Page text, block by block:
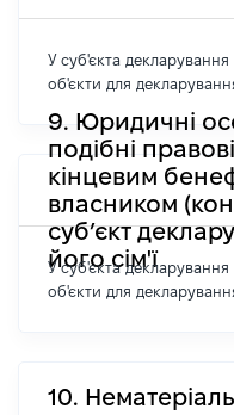
У суб'єкта декларування
об'єкти для
9. Юридичні
подібні
кінцевим
власником
суб’єкт
його сім'ї
У суб'єкта декларування
об'єкти для
10.